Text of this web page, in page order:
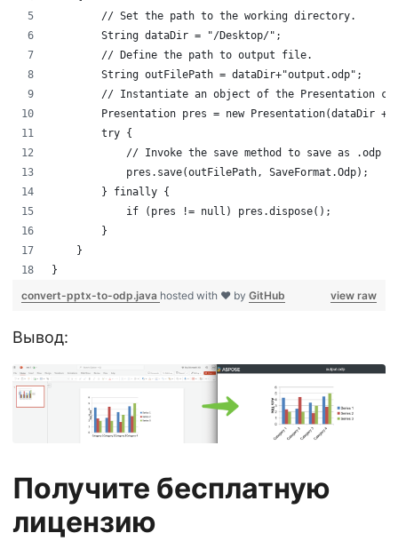
        // Set the path to the working directory.
        String dataDir = "/Desktop/";
        // Define the path to output file.
        String outFilePath = dataDir+"output.odp";
// Instantiate an object of the Presentation
Presentation pres = new Presentation(dataDir +
        try {
// Invoke the save method to save as .odp
            pres.save(outFilePath, SaveFormat.Odp);
        } finally {
            if (pres != null) pres.dispose();
        }
    }
}
view raw
convert-pptx-to-odp.java hosted with ❤ by GitHub
Вывод:
Получите бесплатную
лицензию